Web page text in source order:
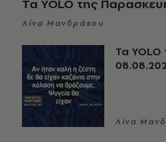
Τα YOLO της
Λίνα Μανδράκου
Τα
Λίνα